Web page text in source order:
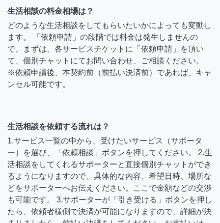
生活相談の料金相場は？
どのような生活相談をしてもらいたいかによっても変動し
ます。 「依頼申請」の段階では料金は発生しませんの
で、まずは、各サービスチケットに「依頼申請」を頂い
て、個別チャットにてお問い合わせ、ご相談ください。
※依頼申請後、本契約前（前払い決済前）であれば、キャ
ンセル可能です。
生活相談を依頼する流れは？
1.サービス一覧の中から、受けたいサービス（サポータ
ー）を選び、「依頼相談」ボタンを押してください。 2.生
活相談をしてくれるサポーターと直接個別チャットができ
るようになりますので、具体的な内容、希望日時、場所な
どをサポーターへお伝えください。ここで金額などの交渉
も可能です。 3.サポーターが「引き受ける」ボタンを押し
たら、依頼者様側で決済が可能になりますので、詳細が決